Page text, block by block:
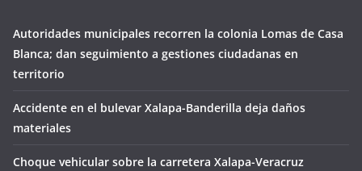
Autoridades municipales recorren la colonia Lomas de Casa
Blanca; dan seguimiento a gestiones ciudadanas en
territorio
Accidente en el bulevar Xalapa-Banderilla deja daños
materiales
Choque vehicular sobre la carretera Xalapa-Veracruz